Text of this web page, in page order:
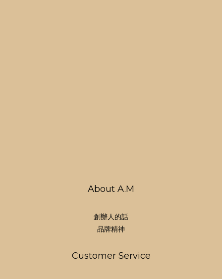
About A.M
創辦人的話
品牌精神
Customer Service